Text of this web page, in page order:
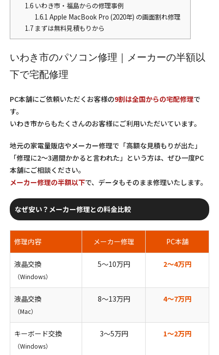
1.6いわき市・福島からの修理事例
1.6.1 Apple MacBook Pro (2020年) の画面割れ修理
1.7まずは無料見積もりから
いわき市のパソコン修理｜メーカーの半額以
下で宅配修理
PC本舗にご依頼いただくお客様の9割は全国からの宅配修理で
す。
いわき市からもたくさんのお客様にご利用いただいています。
地元の家電量販店やメーカー修理で「高額な見積もりが出た」
「修理に2〜3週間かかると言われた」という方は、ぜひ一度PC
本舗にご相談ください。
メーカー修理の半額以下で、データもそのまま修理いたします。
なぜ安い？メーカー修理との料金比較
修理内容 メーカー修理 PC本舗
液晶交換
（Windows）
5〜10万円 2〜4万円
液晶交換
（Mac）
8〜13万円 4〜7万円
キーボード交換
（Windows）
3〜5万円 1〜2万円